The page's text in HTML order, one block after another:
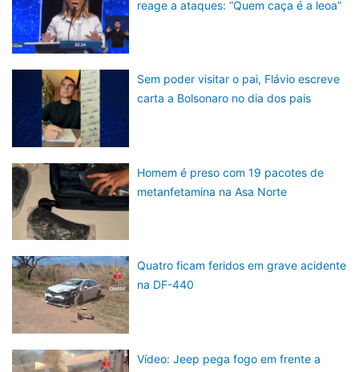
reage a ataques: “Quem caça é a leoa”
Sem poder visitar o pai, Flávio escreve
carta a Bolsonaro no dia dos pais
Homem é preso com 19 pacotes de
metanfetamina na Asa Norte
Quatro ficam feridos em grave acidente
na DF-440
Vídeo: Jeep pega fogo em frente a